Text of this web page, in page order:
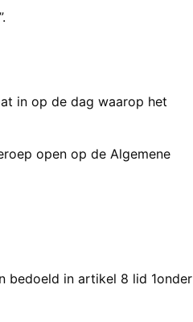
in op de dag waarop het
open op de Algemene
bedoeld in artikel 8 lid 1onder